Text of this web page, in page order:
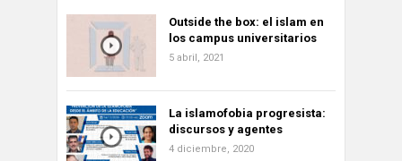
Outside the box: el islam en
los campus universitarios
5 abril, 2021
La islamofobia progresista:
discursos y agentes
4 diciembre, 2020